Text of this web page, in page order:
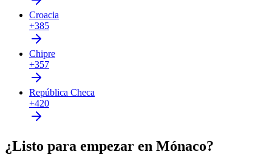
Croacia
+385
Chipre
+357
República Checa
+420
¿Listo para empezar en Mónaco?